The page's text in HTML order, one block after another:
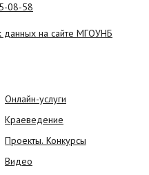
08-58
данных на сайте МГОУНБ
Онлайн-услуги
Краеведение
Проекты. Конкурсы
Видео